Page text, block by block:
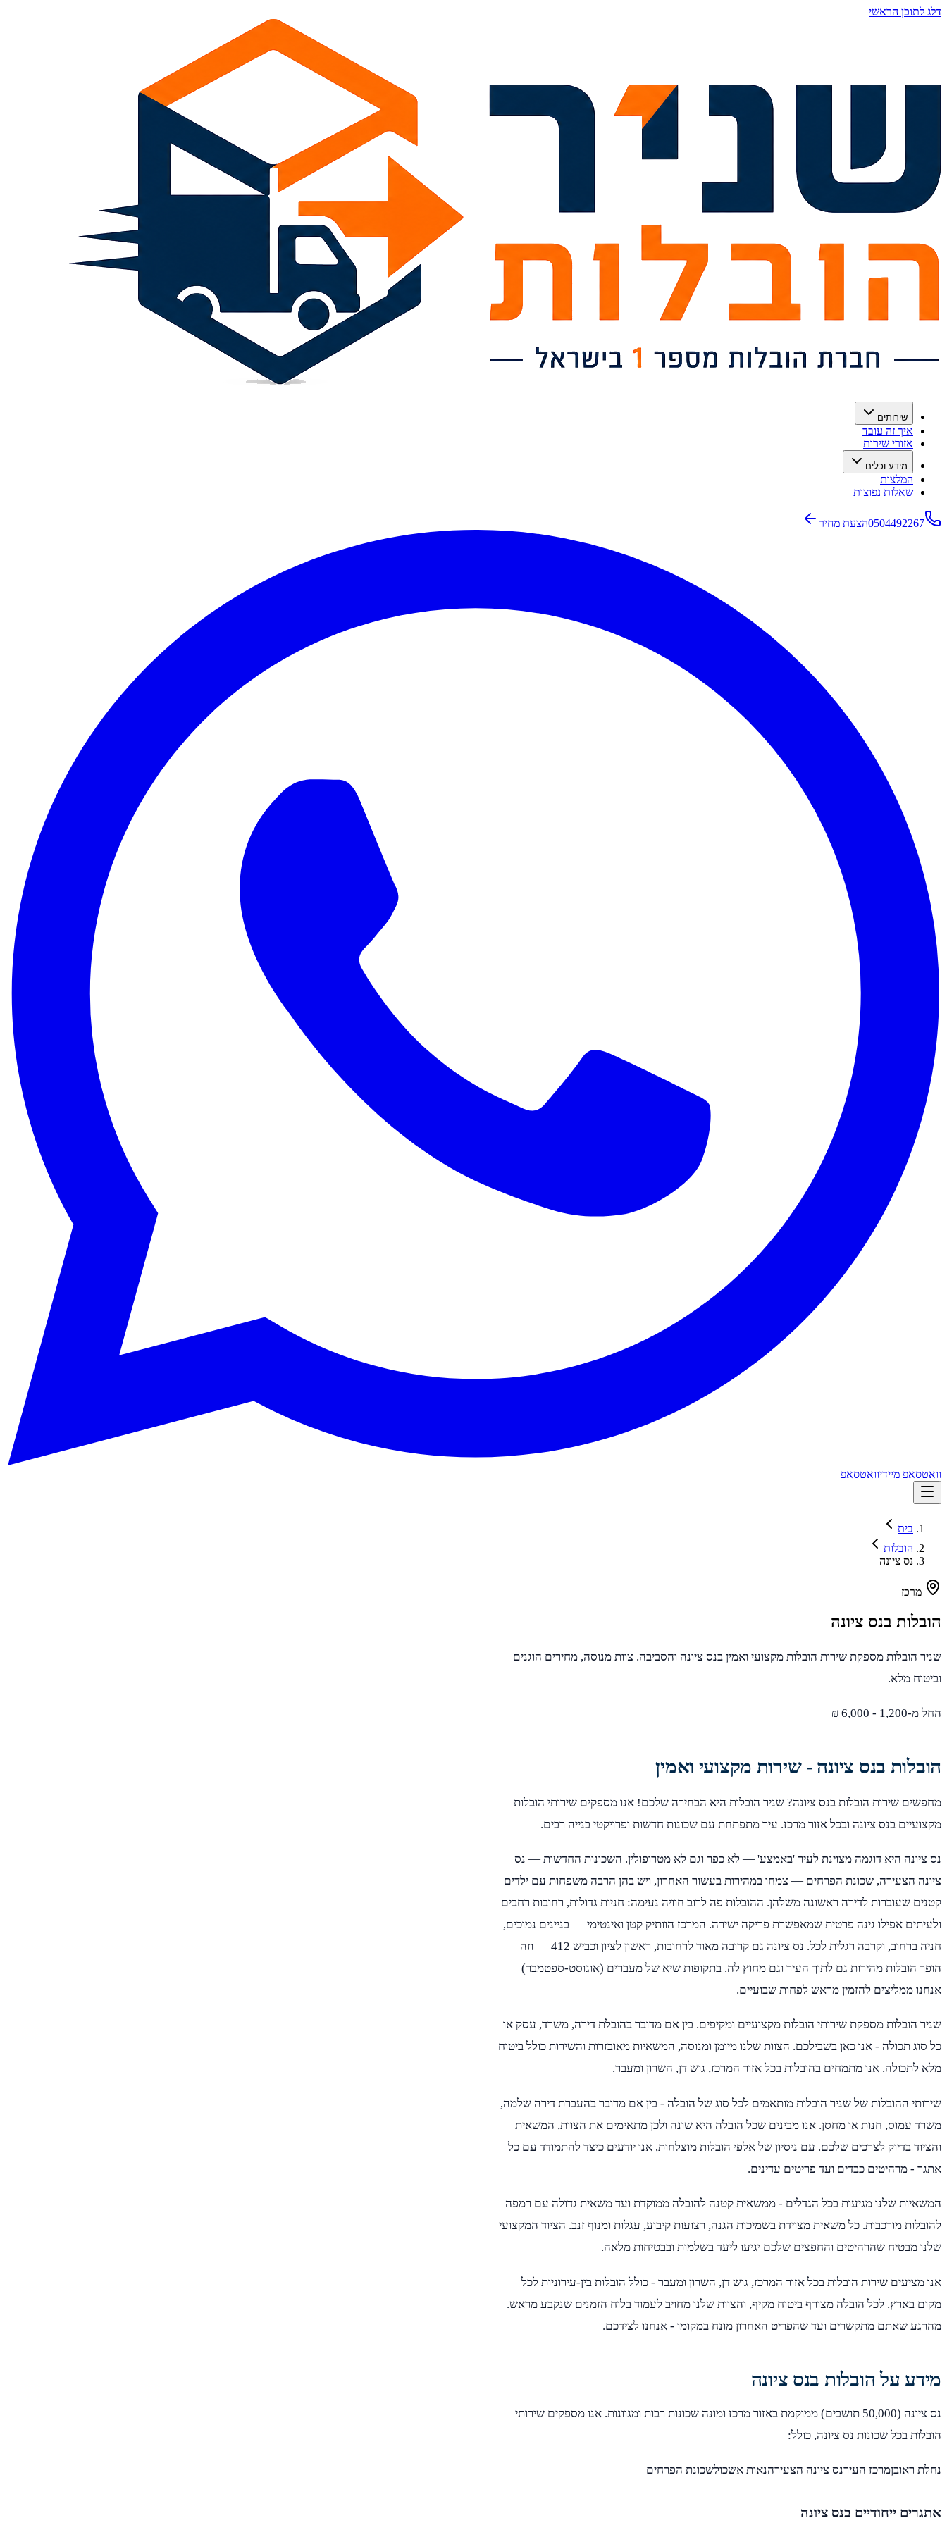
דלג לתוכן הראשי
שירותים
איך זה עובד
אזורי שירות
מידע וכלים
המלצות
שאלות נפוצות
0504492267הצעת מחיר
וואטסאפ מיידיוואטסאפ
בית
הובלות
נס ציונה
מרכז
הובלות בנס ציונה
שניר הובלות מספקת שירות הובלות מקצועי ואמין בנס ציונה והסביבה. צוות מנוסה, מחירים הוגנים
וביטוח מלא.
החל מ-1,200 - 6,000 ₪
הובלות בנס ציונה - שירות מקצועי ואמין
מחפשים שירות הובלות בנס ציונה? שניר הובלות היא הבחירה שלכם! אנו מספקים שירותי הובלות
מקצועיים בנס ציונה ובכל אזור מרכז. עיר מתפתחת עם שכונות חדשות ופרויקטי בנייה רבים.
נס ציונה היא דוגמה מצוינת לעיר 'באמצע' — לא כפר וגם לא מטרופולין. השכונות החדשות — נס
ציונה הצעירה, שכונת הפרחים — צמחו במהירות בעשור האחרון, ויש בהן הרבה משפחות עם ילדים
קטנים שעוברות לדירה ראשונה משלהן. ההובלות פה לרוב חוויה נעימה: חניות גדולות, רחובות רחבים
ולעיתים אפילו גינה פרטית שמאפשרת פריקה ישירה. המרכז הוותיק קטן ואינטימי — בניינים נמוכים,
חניה ברחוב, וקרבה רגלית לכל. נס ציונה גם קרובה מאוד לרחובות, ראשון לציון וכביש 412 — וזה
הופך הובלות מהירות גם לתוך העיר וגם מחוץ לה. בתקופות שיא של מעברים (אוגוסט-ספטמבר)
אנחנו ממליצים להזמין מראש לפחות שבועיים.
שניר הובלות מספקת שירותי הובלות מקצועיים ומקיפים. בין אם מדובר בהובלת דירה, משרד, עסק או
כל סוג תכולה - אנו כאן בשבילכם. הצוות שלנו מיומן ומנוסה, המשאיות מאובזרות והשירות כולל ביטוח
מלא לתכולה. אנו מתמחים בהובלות בכל אזור המרכז, גוש דן, השרון ומעבר.
שירותי ההובלות של שניר הובלות מותאמים לכל סוג של הובלה - בין אם מדובר בהעברת דירה שלמה,
משרד עמוס, חנות או מחסן. אנו מבינים שכל הובלה היא שונה ולכן מתאימים את הצוות, המשאית
והציוד בדיוק לצרכים שלכם. עם ניסיון של אלפי הובלות מוצלחות, אנו יודעים כיצד להתמודד עם כל
אתגר - מרהיטים כבדים ועד פריטים עדינים.
המשאיות שלנו מגיעות בכל הגדלים - ממשאית קטנה להובלה ממוקדת ועד משאית גדולה עם רמפה
להובלות מורכבות. כל משאית מצוידת בשמיכות הגנה, רצועות קיבוע, עגלות ומנוף זנב. הציוד המקצועי
שלנו מבטיח שהרהיטים והחפצים שלכם יגיעו ליעד בשלמות ובבטיחות מלאה.
אנו מציעים שירות הובלות בכל אזור המרכז, גוש דן, השרון ומעבר - כולל הובלות בין-עירוניות לכל
מקום בארץ. לכל הובלה מצורף ביטוח מקיף, והצוות שלנו מחויב לעמוד בלוח הזמנים שנקבע מראש.
מהרגע שאתם מתקשרים ועד שהפריט האחרון מונח במקומו - אנחנו לצידכם.
מידע על הובלות בנס ציונה
נס ציונה (50,000 תושבים) ממוקמת באזור מרכז ומונה שכונות רבות ומגוונות. אנו מספקים שירותי
הובלות בכל שכונות נס ציונה, כולל:
נחלת ראובןמרכז העירנס ציונה הצעירהנאות אשכולשכונת הפרחים
אתגרים ייחודיים בנס ציונה